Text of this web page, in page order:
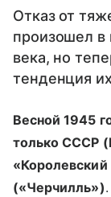
Отказ от
произошел в
века, но
тенденция
Весной 1945
только СССР
(«Черчилль»)